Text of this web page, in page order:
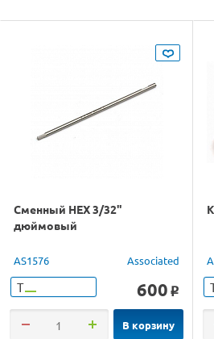
Сменный НЕХ 3/32"
дюймовый
AS1576 Associated
Т 600 o
В корзину